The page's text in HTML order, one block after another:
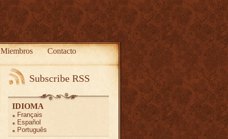
Miembros Contacto
Subscribe RSS
IDIOMA
Français
Español
Português